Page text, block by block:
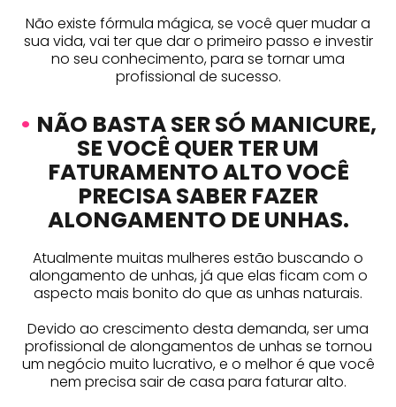
Não existe fórmula mágica, se você quer mudar a
sua vida, vai ter que dar o primeiro passo e investir
no seu conhecimento, para se tornar uma
profissional de sucesso.
• NÃO BASTA SER SÓ MANICURE,
SE VOCÊ QUER TER UM
FATURAMENTO ALTO VOCÊ
PRECISA SABER FAZER
ALONGAMENTO DE UNHAS.
Atualmente muitas mulheres estão buscando o
alongamento de unhas, já que elas ficam com o
aspecto mais bonito do que as unhas naturais.
Devido ao crescimento desta demanda, ser uma
profissional de alongamentos de unhas se tornou
um negócio muito lucrativo, e o melhor é que você
nem precisa sair de casa para faturar alto.